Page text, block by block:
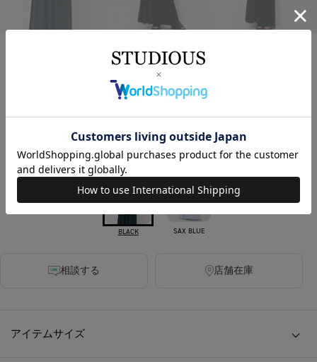
STUDIOUS
Sailor Collar Knit Dress
￥27,500
カラー
BLACK SAX BLUE
相談する 店舗在庫
アイテムサイズ